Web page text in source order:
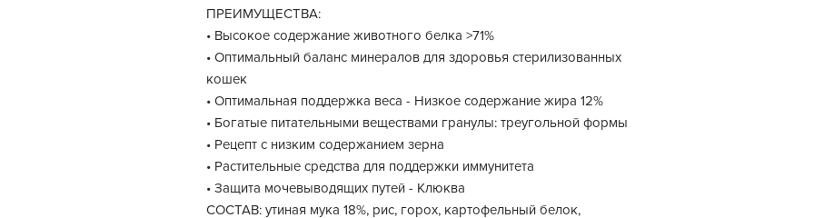
ПРЕИМУЩЕСТВА:
• Высокое содержание животного белка >71%
• Оптимальный баланс минералов для здоровья стерилизованных
кошек
• Оптимальная поддержка веса - Низкое содержание жира 12%
• Богатые питательными веществами гранулы: треугольной формы
• Рецепт с низким содержанием зерна
• Растительные средства для поддержки иммунитета
• Защита мочевыводящих путей - Клюква
СОСТАВ: утиная мука 18%, рис, горох, картофельный белок,